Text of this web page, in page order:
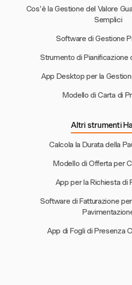
Cos'è la Gestione del Valore
Semplici
Software di Gestione
Strumento di Pianificazione
App Desktop per la
Modello di Carta di
Altri strumenti
Calcola la Durata della
Modello di Offerta per
App per la Richiesta di
Software di Fatturazione
App di Fogli di Presenza